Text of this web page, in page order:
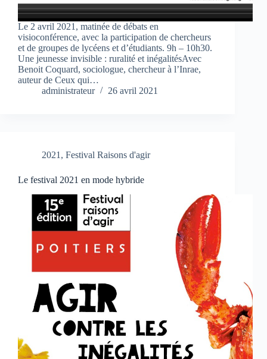
Le 2 avril 2021, matinée de débats en
visioconférence, avec la participation de chercheurs
et de groupes de lycéens et d’étudiants. 9h – 10h30.
Une jeunesse invisible : ruralité et inégalitésAvec
Benoit Coquard, sociologue, chercheur à l’Inrae,
auteur de Ceux qui…
administrateur
26 avril 2021
2021 , Festival Raisons d'agir
Le festival 2021 en mode hybride